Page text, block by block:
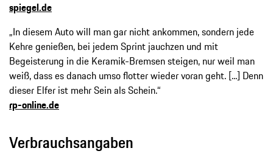
spiegel.de
„In diesem Auto will man gar nicht ankommen, sondern jede
Kehre genießen, bei jedem Sprint jauchzen und mit
Begeisterung in die Keramik-Bremsen steigen, nur weil man
weiß, dass es danach umso flotter wieder voran geht. [...] Denn
dieser Elfer ist mehr Sein als Schein.“
rp-online.de
Verbrauchsangaben